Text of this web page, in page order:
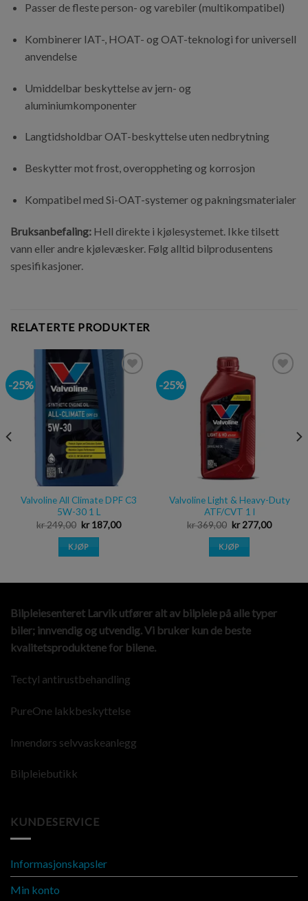
Passer de fleste person- og varebiler (multikompatibel)
Kombinerer IAT-, HOAT- og OAT-teknologi for universell
anvendelse
Umiddelbar beskyttelse av jern- og
aluminiumkomponenter
Langtidsholdbar OAT-beskyttelse uten nedbrytning
Beskytter mot frost, overoppheting og korrosjon
Kompatibel med Si-OAT-systemer og pakningsmaterialer
Bruksanbefaling: Hell direkte i kjølesystemet. Ikke tilsett
vann eller andre kjølevæsker. Følg alltid bilprodusentens
spesifikasjoner.
RELATERTE PRODUKTER
-25%
ønskeliste
Valvoline All Climate DPF C3
5W-30 1 L
kr249,00 kr187,00
KJØP
-25%
Valvoline Light & Heavy-Duty
ATF/CVT 1 l
kr369,00 kr277,00
KJØP
Bilpleiesenteret Larvik utfører alt av bilpleie på alle typer
biler; innvendig og utvendig. Vi bruker kun de beste
kvalitetsproduktene for bilene.
Tectyl antirustbehandling
PureOne lakkbeskyttelse
Innendørs selvvaskeanlegg
Bilpleiebutikk
KUNDESERVICE
Informasjonskapsler
Min konto